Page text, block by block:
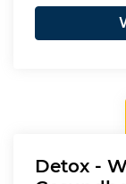
Detox -